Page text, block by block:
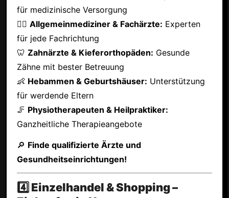
für medizinische Versorgung
👩‍⚕️ Allgemeinmediziner & Fachärzte: Experten
für jede Fachrichtung
🦷 Zahnärzte & Kieferorthopäden: Gesunde
Zähne mit bester Betreuung
👶 Hebammen & Geburtshäuser: Unterstützung
für werdende Eltern
🦵 Physiotherapeuten & Heilpraktiker:
Ganzheitliche Therapieangebote
🔎 Finde qualifizierte Ärzte und
Gesundheitseinrichtungen!
4️⃣ Einzelhandel & Shopping –